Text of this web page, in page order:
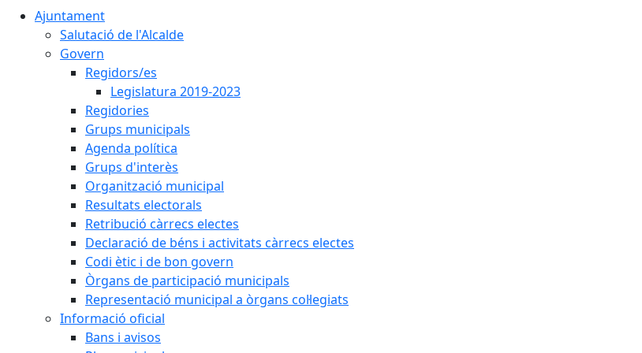
Ajuntament
Salutació de l'Alcalde
Govern
Regidors/es
Legislatura 2019-2023
Regidories
Grups municipals
Agenda política
Grups d'interès
Organització municipal
Resultats electorals
Retribució càrrecs electes
Declaració de béns i activitats càrrecs electes
Codi ètic i de bon govern
Òrgans de participació municipals
Representació municipal a òrgans col·legiats
Informació oficial
Bans i avisos